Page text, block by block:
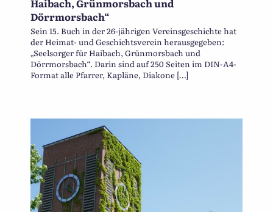
Haibach, Grünmorsbach und
Dörrmorsbach“
Sein 15. Buch in der 26-jährigen Vereinsgeschichte hat
der Heimat- und Geschichtsverein herausgegeben:
„Seelsorger für Haibach, Grünmorsbach und
Dörrmorsbach“. Darin sind auf 250 Seiten im DIN-A4-
Format alle Pfarrer, Kapläne, Diakone […]